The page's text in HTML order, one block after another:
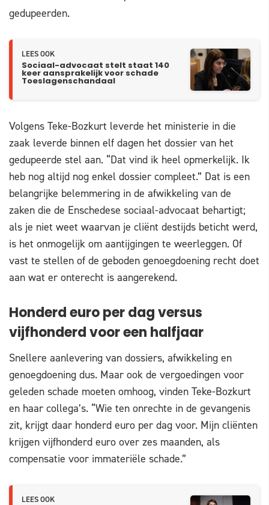
gedupeerden.
LEES OOK
Sociaal-advocaat stelt staat 140
keer aansprakelijk voor schade
Toeslagenschandaal
Volgens Teke-Bozkurt leverde het ministerie in die
zaak leverde binnen elf dagen het dossier van het
gedupeerde stel aan. “Dat vind ik heel opmerkelijk. Ik
heb nog altijd nog enkel dossier compleet.” Dat is een
belangrijke belemmering in de afwikkeling van de
zaken die de Enschedese sociaal-advocaat behartigt;
als je niet weet waarvan je cliënt destijds beticht werd,
is het onmogelijk om aantijgingen te weerleggen. Of
vast te stellen of de geboden genoegdoening recht doet
aan wat er onterecht is aangerekend.
Honderd euro per dag versus
vijfhonderd voor een halfjaar
Snellere aanlevering van dossiers, afwikkeling en
genoegdoening dus. Maar ook de vergoedingen voor
geleden schade moeten omhoog, vinden Teke-Bozkurt
en haar collega’s. “Wie ten onrechte in de gevangenis
zit, krijgt daar honderd euro per dag voor. Mijn cliënten
krijgen vijfhonderd euro over zes maanden, als
compensatie voor immateriële schade.”
LEES OOK